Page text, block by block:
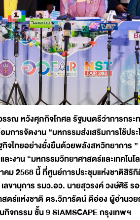
รรณ หวังศุภกิจโกศล รัฐมนตรีว่าการกร
การจัดงาน “มหกรรมส่งเสริมการใช้ปร
จไทยอย่างยั่งยืนด้วยพลังสหวิทยาการ
ละงาน “มหกรรมวิทยาศาสตร์และเทคโน
คม 2568 นี้ ที่ศูนย์การประชุมแห่งชาติสิ
ลขานุการ รมว.อว. นายสุวรงค์ วงษ์ศิริ
ร์แห่งชาติ ดร.วิภารัตน์ ดีอ่อง ผู้อำนวย
กิจกรรม ชั้น 9 SIAMSCAPE กรุงเทพฯ